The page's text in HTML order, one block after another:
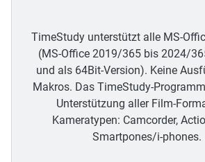
TimeStudy unterstützt alle MS-
(MS-Office 2019/365 bis 2024/
und als 64Bit-Version). Keine
Makros. Das TimeStudy-
Unterstützung aller Film-
Kameratypen: Camcorder,
Smartpones/i-phones.